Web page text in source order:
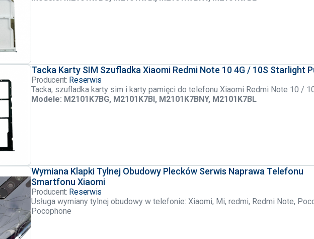
Tacka Karty SIM Szufladka Xiaomi Redmi Note 10 4G / 10S Starlight
Producent: Reserwis
Tacka, szufladka karty sim i karty pamięci do telefonu Xiaomi Redmi Note 10 /
Modele: M2101K7BG, M2101K7BI, M2101K7BNY, M2101K7BL
Wymiana Klapki Tylnej Obudowy Plecków Serwis Naprawa Telefonu
Smartfonu Xiaomi
Producent: Reserwis
Usługa wymiany tylnej obudowy w telefonie: Xiaomi, Mi, redmi, Redmi Note,
Pocophone